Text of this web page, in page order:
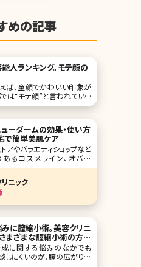
めの記事
人ランキング。モテ顔の
ば、童顔でかわいい印象が
では“モテ顔”と言われている
実際、女性芸能人に多い顔の
高い芸能人をランキングし
の投稿
をInstagramで見る n
ーダームの効果・使い方
で簡単美肌ケア
トアやバラエティショップなど
るコスメライン、オバジ
ーズ。高濃度ビタミンCの
ったことのある方も多いの
しょうか。このオバジシリー
ンク上のライン、オバジメデ
で人気が高いのが「オバジ
ニック
に膣縮小術。美容クリニ
まざまな膣縮小術の方法
に関する悩みのなかでも
しにくいのが、膣の広がりに